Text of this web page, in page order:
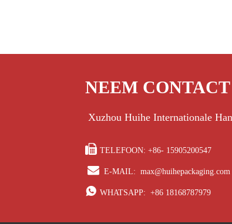
NEEM
Xuzhou Huihe Internationale
 TELEFOON: +86- 15905200547
 E-MAIL:max@huihepackaging.com
 WHATSAPP:+86 18168787979